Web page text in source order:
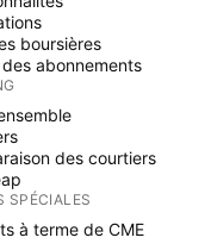
boursières
abonnements
des courtiers
SPÉCIALES
à terme de CME